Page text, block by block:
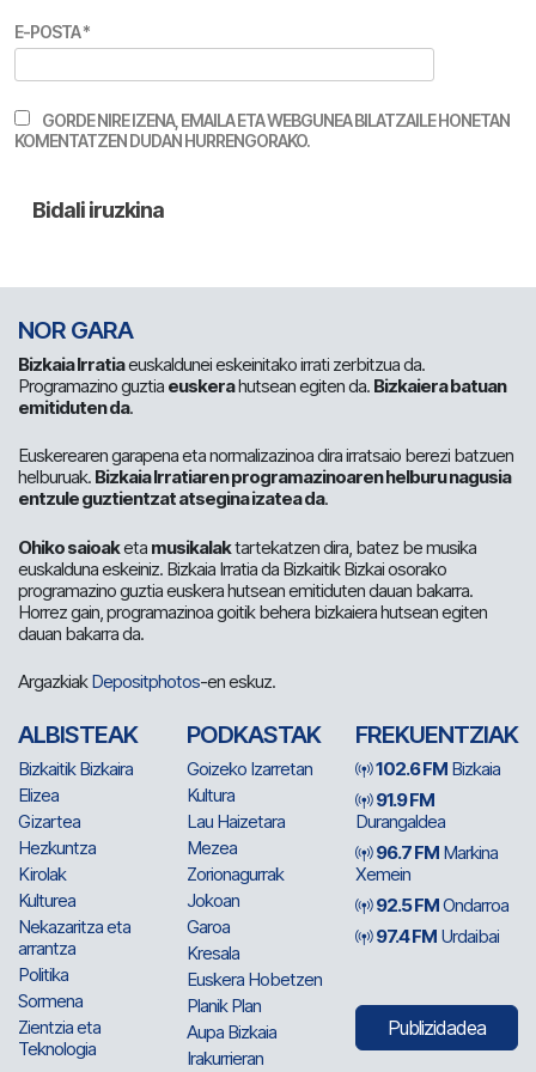
E-POSTA*
GORDE NIRE IZENA, EMAILA ETA WEBGUNEA BILATZAILE HONETAN
KOMENTATZEN DUDAN HURRENGORAKO.
NOR GARA
Bizkaia Irratiaeuskaldunei eskeinitako irrati zerbitzua da.
Programazino guztia euskerahutsean egiten da. Bizkaiera batuan
emitiduten da.
Euskerearen garapena eta normalizazinoa dira irratsaio berezi batzuen
helburuak. Bizkaia Irratiaren programazinoaren helburu nagusia
entzule guztientzat atsegina izatea da.
Ohiko saioaketa musikalaktartekatzen dira, batez be musika
euskalduna eskeiniz. Bizkaia Irratia da Bizkaitik Bizkai osorako
programazino guztia euskera hutsean emitiduten dauan bakarra.
Horrez gain, programazinoa goitik behera bizkaiera hutsean egiten
dauan bakarra da.
ArgazkiakDepositphotos-en eskuz.
ALBISTEAK
Bizkaitik Bizkaira
Elizea
Gizartea
Hezkuntza
Kirolak
Kulturea
Nekazaritza eta
arrantza
Politika
Sormena
Zientzia eta
Teknologia
PODKASTAK
Goizeko Izarretan
Kultura
Lau Haizetara
Mezea
Zorionagurrak
Jokoan
Garoa
Kresala
Euskera Hobetzen
Planik Plan
Aupa Bizkaia
Irakurrieran
FREKUENTZIAK
102.6 FM Bizkaia
91.9 FM
Durangaldea
96.7 FM Markina
Xemein
92.5 FMOndarroa
97.4 FM Urdaibai
Publizidadea